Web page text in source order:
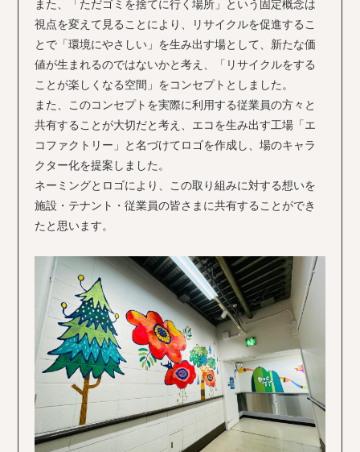
また、「ただゴミを捨てに行く場所」という固定概念は
視点を変えて見ることにより、リサイクルを促進するこ
とで「環境にやさしい」を生み出す場として、新たな価
値が生まれるのではないかと考え、「リサイクルをする
ことが楽しくなる空間」をコンセプトとしました。
また、このコンセプトを実際に利用する従業員の方々と
共有することが大切だと考え、エコを生み出す工場「エ
コファクトリー」と名づけてロゴを作成し、場のキャラ
クター化を提案しました。
ネーミングとロゴにより、この取り組みに対する想いを
施設・テナント・従業員の皆さまに共有することができ
たと思います。